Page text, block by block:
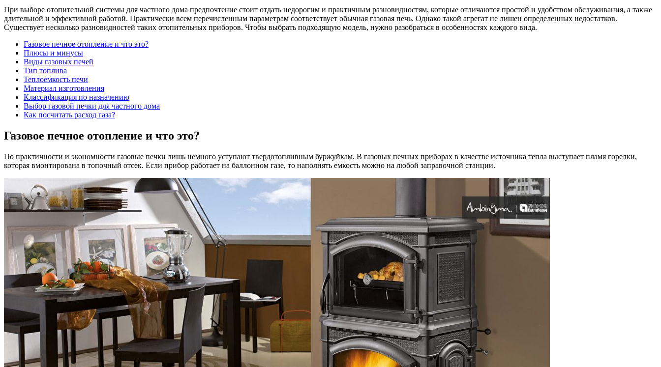
При выборе отопительной системы для частного дома предпочтение стоит отдать недорогим и практичным разновидностям, которые отличаются простой и удобством обслуживания, а также
длительной и эффективной работой. Практически всем перечисленным параметрам соответствует обычная газовая печь. Однако такой агрегат не лишен определенных недостатков.
Существует несколько разновидностей таких отопительных приборов. Чтобы выбрать подходящую модель, нужно разобраться в особенностях каждого вида.
Газовое печное отопление и что это?
Плюсы и минусы
Виды газовых печей
Тип топлива
Теплоемкость печи
Материал изготовления
Классификация по назначению
Выбор газовой печки для частного дома
Как посчитать расход газа?
Газовое печное отопление и что это?
По практичности и экономности газовые печки лишь немного уступают твердотопливным буржуйкам. В газовых печных приборах в качестве источника тепла выступает пламя горелки,
которая вмонтирована в топочный отсек. Если прибор работает на баллонном газе, то наполнять емкость можно на любой заправочной станции.